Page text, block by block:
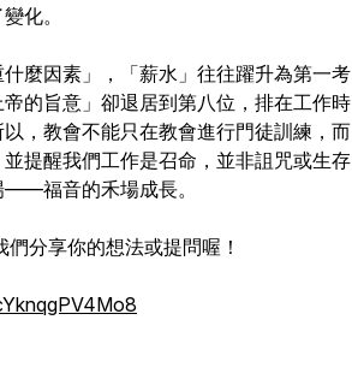
化。
麼因素」，「薪水」往往躍升為第一考
的旨意」卻退居到第八位，排在工作時
，教會不能只在教會進行門徒訓練，而
提醒我們工作是召命，並非詛咒或生存
——福音的禾場成長。
分享你的想法或提問喔！